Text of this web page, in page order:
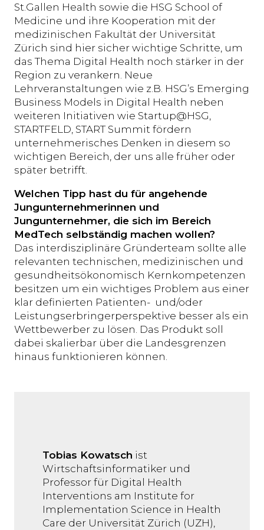
St.Gallen Health sowie die HSG School of
Medicine und ihre Kooperation mit der
medizinischen Fakultät der Universität
Zürich sind hier sicher wichtige Schritte, um
das Thema Digital Health noch stärker in der
Region zu verankern. Neue
Lehrveranstaltungen wie z.B. HSG’s Emerging
Business Models in Digital Health neben
weiteren Initiativen wie Startup@HSG,
STARTFELD, START Summit fördern
unternehmerisches Denken in diesem so
wichtigen Bereich, der uns alle früher oder
später betrifft.
Welchen Tipp hast du für angehende
Jungunternehmerinnen und
Jungunternehmer, die sich im Bereich
MedTech selbständig machen wollen?
Das interdisziplinäre Gründerteam sollte alle
relevanten technischen, medizinischen und
gesundheitsökonomisch Kernkompetenzen
besitzen um ein wichtiges Problem aus einer
klar definierten Patienten- und/oder
Leistungserbringerperspektive besser als ein
Wettbewerber zu lösen. Das Produkt soll
dabei skalierbar über die Landesgrenzen
hinaus funktionieren können.
Tobias Kowatsch ist
Wirtschaftsinformatiker und
Professor für Digital Health
Interventions am Institute for
Implementation Science in Health
Care der Universität Zürich (UZH),